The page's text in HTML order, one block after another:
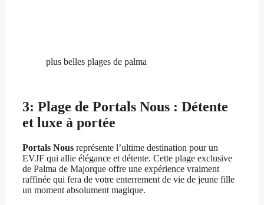
plus belles plages de palma
3: Plage de Portals Nous : Détente
et luxe à portée
Portals Nous représente l’ultime destination pour un
EVJF qui allie élégance et détente. Cette plage exclusive
de Palma de Majorque offre une expérience vraiment
raffinée qui fera de votre enterrement de vie de jeune fille
un moment absolument magique.